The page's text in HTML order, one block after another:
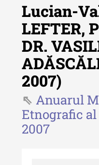
Revista
Revista
- 2025
Revista
- 2024
Revista
Lucian-
LEFTER,
DR.
2007)
Anuarul
Etnografic
2007